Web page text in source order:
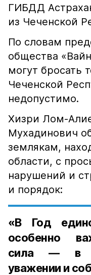
ГИБДД
из Чеченской
По словам
общества
могут бросать
Чеченской
недопустимо.
Хизри Лом-
Мухадинович
землякам,
области, с
нарушений и
и порядок:
«В Год
особенно
сила — в
уважении и